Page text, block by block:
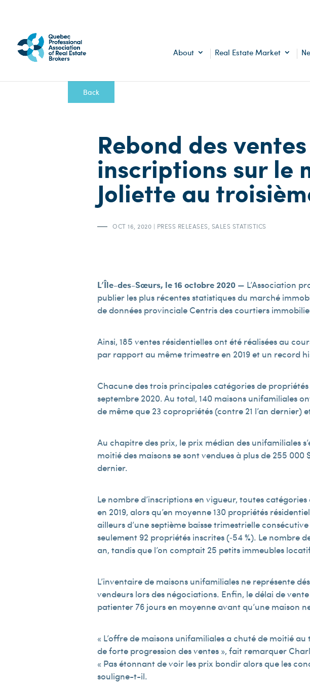
About Real Estate Market
Back
Rebond des
inscriptions sur le
Joliette au
OCT 16, 2020 | PRESS RELEASES SALES STATISTICS
L’Île-des-Sœurs, le 16 octobre 2020 — L’Association
publier les plus récentes statistiques du marché
de données provinciale Centris des courtiers
Ainsi, 185 ventes résidentielles ont été réalisées au
par rapport au même trimestre en 2019 et un record
Chacune des trois principales catégories de
septembre 2020. Au total, 140 maisons unifamiliales
de même que 23 copropriétés (contre 21 l’an dernier)
Au chapitre des prix, le prix médian des unifamiliales
moitié des maisons se sont vendues à plus de 255
dernier.
Le nombre d’inscriptions en vigueur, toutes
en 2019, alors qu’en moyenne 130 propriétés
ailleurs d’une septième baisse trimestrielle
seulement 92 propriétés inscrites (‑54 %). Le nombre
an, tandis que l’on comptait 25 petits immeubles
L’inventaire de maisons unifamiliales ne représente
vendeurs lors des négociations. Enfin, le délai de
patienter 76 jours en moyenne avant qu’une maison
« L’offre de maisons unifamiliales a chuté de moitié
de forte progression des ventes », fait remarquer
« Pas étonnant de voir les prix bondir alors que les
souligne-t-il.